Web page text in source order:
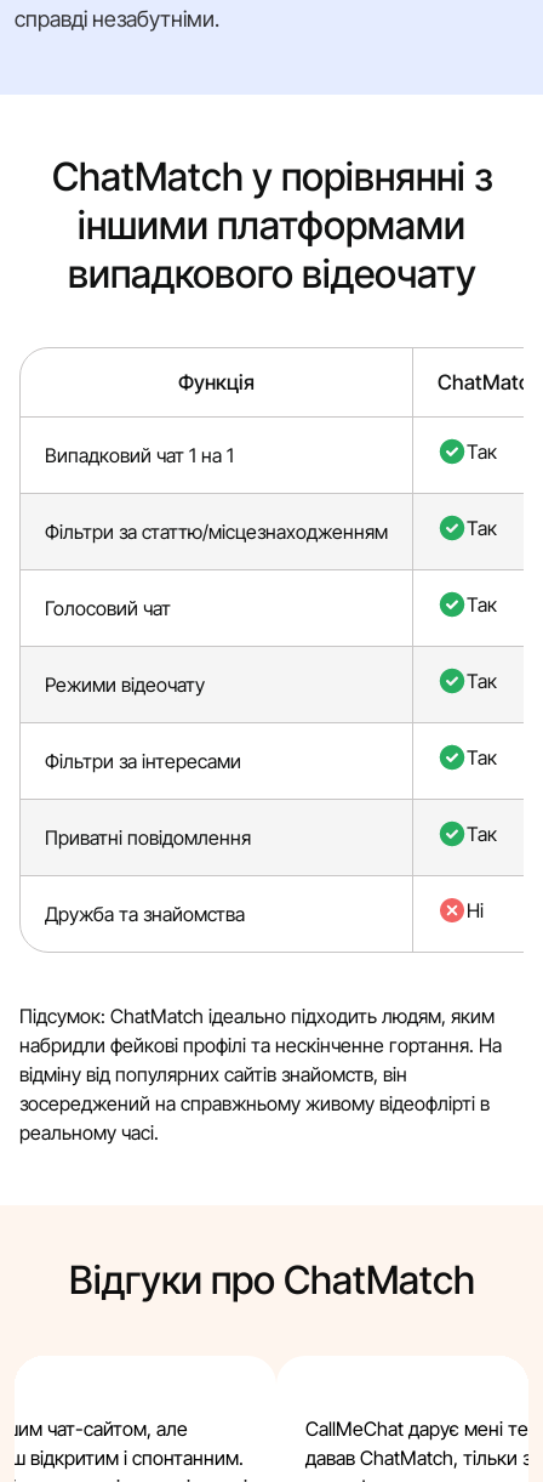
справді незабутніми.
ChatMatch у порівнянні з
іншими платформами
випадкового відеочату
Функція ChatMatch
Випадковий чат 1 на 1 Так
Фільтри за статтю/місцезнаходженням Так
Голосовий чат Так
Режими відеочату Так
Фільтри за інтересами Так
Приватні повідомлення Так
Дружба та знайомства Ні
Підсумок: ChatMatch ідеально підходить людям, яким
набридли фейкові профілі та нескінченне гортання. На
відміну від популярних сайтів знайомств, він
зосереджений на справжньому живому відеофлірті в
реальному часі.
Відгуки про ChatMatch
чат-сайтом, але
відкритим і спонтанним.
CallMeChat дарує мені те
давав ChatMatch, тільки